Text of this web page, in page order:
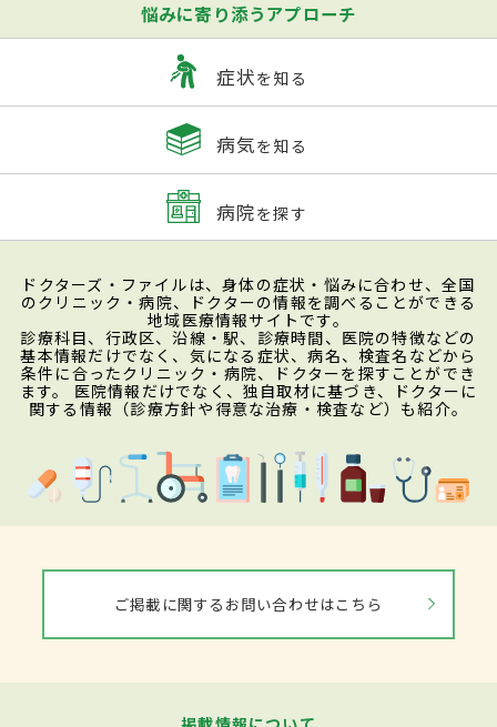
悩みに寄り添うアプローチ
症状を知る
病気を知る
病院を探す
ドクターズ・ファイルは、身体の症状・悩みに合わせ、全国
のクリニック・病院、ドクターの情報を調べることができる
地域医療情報サイトです。
診療科目、行政区、沿線・駅、診療時間、医院の特徴などの
基本情報だけでなく、気になる症状、病名、検査名などから
条件に合ったクリニック・病院、ドクターを探すことができ
ます。 医院情報だけでなく、独自取材に基づき、ドクターに
関する情報（診療方針や得意な治療・検査など）も紹介。
ご掲載に関するお問い合わせはこちら